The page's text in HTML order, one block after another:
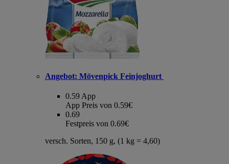
Angebot: Mövenpick Feinjoghurt
0.59 App
App Preis von 0.59€
0.69
Festpreis von 0.69€
versch. Sorten, 150 g, (1 kg = 4,60)